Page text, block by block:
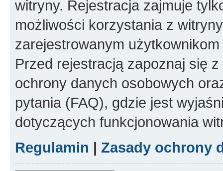
witryny. Rejestracja zajmuje
możliwości korzystania z
zarejestrowanym
Przed rejestracją zapoznaj się
ochrony danych osobowych
pytania (FAQ), gdzie jest
dotyczących funkcjonowania
Regulamin | Zasady ochrony